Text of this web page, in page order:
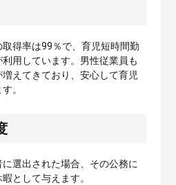
得率は99％で、育児短時間勤
用しています。男性従業員も
えてきており、安心して育児
。
選出された場合、その公務に
として与えます。